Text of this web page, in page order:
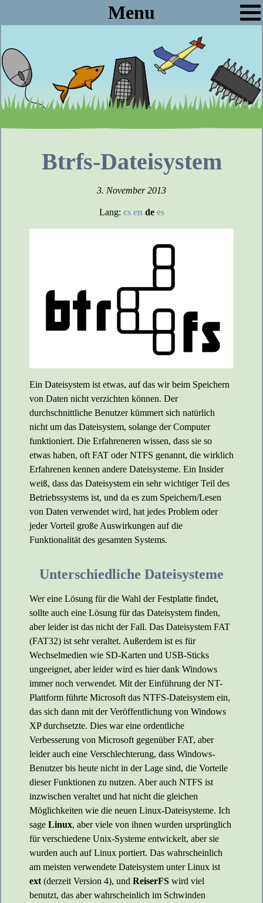
Menu
Btrfs-Dateisystem
3. November 2013
Lang: cs en de es
Ein Dateisystem ist etwas, auf das wir beim Speichern
von Daten nicht verzichten können. Der
durchschnittliche Benutzer kümmert sich natürlich
nicht um das Dateisystem, solange der Computer
funktioniert. Die Erfahreneren wissen, dass sie so
etwas haben, oft FAT oder NTFS genannt, die wirklich
Erfahrenen kennen andere Dateisysteme. Ein Insider
weiß, dass das Dateisystem ein sehr wichtiger Teil des
Betriebssystems ist, und da es zum Speichern/Lesen
von Daten verwendet wird, hat jedes Problem oder
jeder Vorteil große Auswirkungen auf die
Funktionalität des gesamten Systems.
Unterschiedliche Dateisysteme
Wer eine Lösung für die Wahl der Festplatte findet,
sollte auch eine Lösung für das Dateisystem finden,
aber leider ist das nicht der Fall. Das Dateisystem FAT
(FAT32) ist sehr veraltet. Außerdem ist es für
Wechselmedien wie SD-Karten und USB-Sticks
ungeeignet, aber leider wird es hier dank Windows
immer noch verwendet. Mit der Einführung der NT-
Plattform führte Microsoft das NTFS-Dateisystem ein,
das sich dann mit der Veröffentlichung von Windows
XP durchsetzte. Dies war eine ordentliche
Verbesserung von Microsoft gegenüber FAT, aber
leider auch eine Verschlechterung, dass Windows-
Benutzer bis heute nicht in der Lage sind, die Vorteile
dieser Funktionen zu nutzen. Aber auch NTFS ist
inzwischen veraltet und hat nicht die gleichen
Möglichkeiten wie die neuen Linux-Dateisysteme. Ich
sage Linux, aber viele von ihnen wurden ursprünglich
für verschiedene Unix-Systeme entwickelt, aber sie
wurden auch auf Linux portiert. Das wahrscheinlich
am meisten verwendete Dateisystem unter Linux ist
ext (derzeit Version 4), und ReiserFS wird viel
benutzt, das aber wahrscheinlich im Schwinden